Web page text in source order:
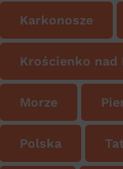
Karkonosze
Krościenko nad
Morze
Polska